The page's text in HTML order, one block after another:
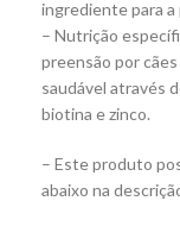
ingrediente para a
– Nutrição
preensão por
saudável através
biotina e zinco.
– Este produto
abaixo na